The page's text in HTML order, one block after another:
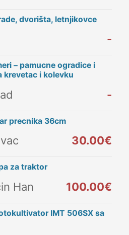
dvorišta, letnjikovce
-
– pamucne ogradice i
krevetac i kolevku
-
precnika 36cm
30.00€
za traktor
Han 100.00€
IMT 506SX sa